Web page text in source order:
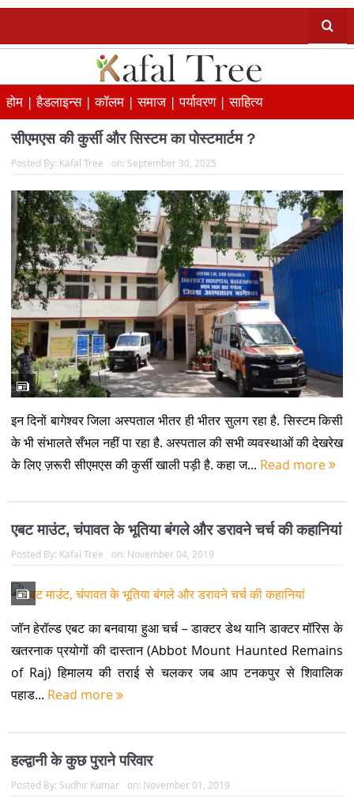
होम |हैडलाइन्स |कॉलम |समाज |पर्यावरण |साहित्य
सीएमएस की कुर्सी और सिस्टम का पोस्टमार्टम ?
Posted By: Kafal Tree on: September 30, 2025
इन दिनों बागेश्वर जिला अस्पताल भीतर ही भीतर सुलग रहा है. सिस्टम किसी
के भी संभालते सँभल नहीं पा रहा है. अस्पताल की सभी व्यवस्थाओं की देखरेख
के लिए ज़रूरी सीएमएस की कुर्सी खाली पड़ी है. कहा ज... Read more
एबट माउंट, चंपावत के भूतिया बंगले और डरावने चर्च की कहानियां
Posted By: Kafal Tree on: November 04, 2019
जॉन हेरॉल्ड एबट का बनवाया हुआ चर्च – डाक्टर डेथ यानि डाक्टर मॉरिस के
खतरनाक प्रयोगों की दास्तान (Abbot Mount Haunted Remains
of Raj) हिमालय की तराई से चलकर जब आप टनकपुर से शिवालिक
पहाड... Read more
हल्द्वानी के कुछ पुराने परिवार
Posted By: Sudhir Kumar on: November 01, 2019